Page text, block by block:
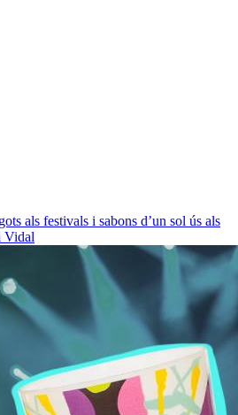
als festivals i sabons d’un sol ús als
Vidal